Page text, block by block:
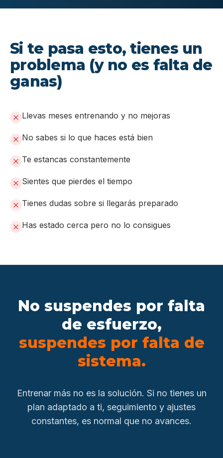
Si te pasa esto, tienes un
problema (y no es falta de
ganas)
Llevas meses entrenando y no mejoras
No sabes si lo que haces está bien
Te estancas constantemente
Sientes que pierdes el tiempo
Tienes dudas sobre si llegarás preparado
Has estado cerca pero no lo consigues
No suspendes por falta
de esfuerzo,
suspendes por falta de
sistema.
Entrenar más no es la solución. Si no tienes un
plan adaptado a ti, seguimiento y ajustes
constantes, es normal que no avances.